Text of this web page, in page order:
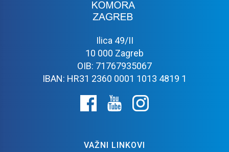
Ilica 49/II
10 000 Zagreb
OIB: 71767935067
IBAN: HR31 2360 0001 1013 4819 1
VAŽNI LINKOVI